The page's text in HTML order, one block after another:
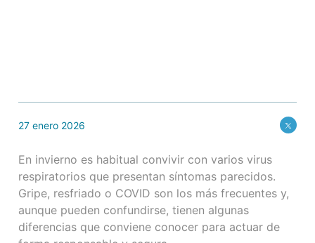
27 enero 2026
En invierno es habitual convivir con varios virus
respiratorios que presentan síntomas parecidos.
Gripe, resfriado o COVID son los más frecuentes y,
aunque pueden confundirse, tienen algunas
diferencias que conviene conocer para actuar de